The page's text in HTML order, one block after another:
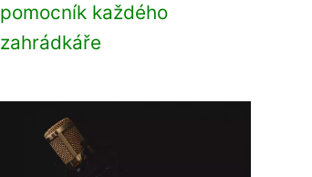
pomocník každého
zahrádkáře